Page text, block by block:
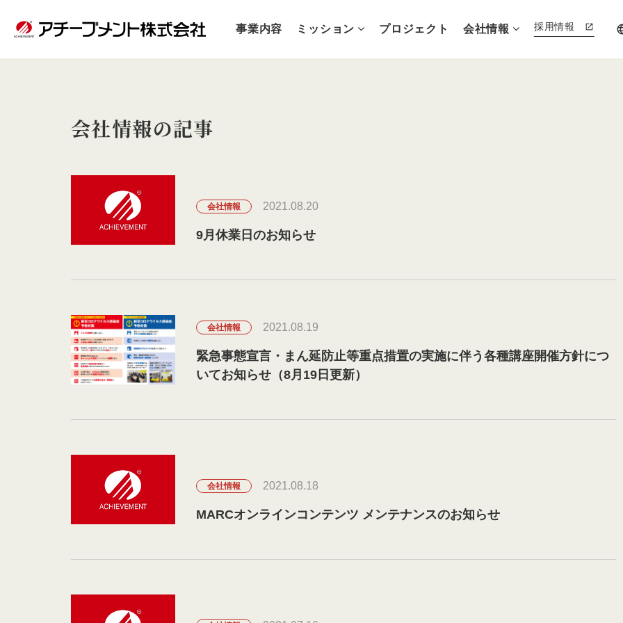
事業内容 ミッション プロジェクト 会社情報 採用情報
会社情報の記事
会社情報 2021.08.20
9月休業日のお知らせ
会社情報 2021.08.19
緊急事態宣言・まん延防止等重点措置の実施に伴う各種講座開催方針につ
いてお知らせ（8月19日更新）
会社情報 2021.08.18
MARCオンラインコンテンツ メンテナンスのお知らせ